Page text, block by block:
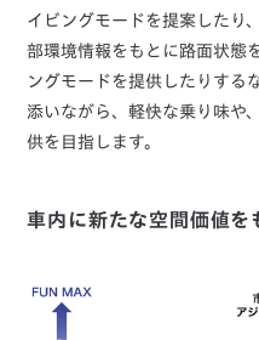
イビングモードを提案したり
部環境情報をもとに路面状態
ングモードを提供したりする
添いながら、軽快な乗り味や
供を目指します。
車内に新たな空間価値を